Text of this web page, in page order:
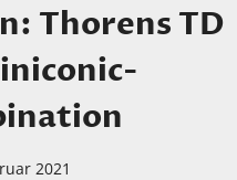
Thorens TD
2021